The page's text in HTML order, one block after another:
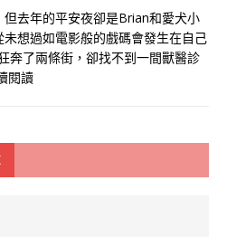
去年的平安夜卻是Brian和愛犬小
想過如電影般的戲碼會發生在自己
奔了兩條街，卻找不到一間獸醫診
閱讀